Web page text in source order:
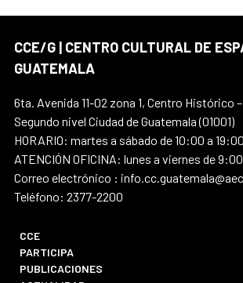
CCE/G | CENTRO CULTURAL DE
GUATEMALA
6ta. Avenida 11-02 zona 1, Centro Histórico
Segundo nivel Ciudad de Guatemala (01001)
HORARIO: martes a sábado de 10:00 a
ATENCIÓN OFICINA: lunes a viernes de
Correo electrónico :
Teléfono: 2377-2200
CCE
PARTICIPA
PUBLICACIONES